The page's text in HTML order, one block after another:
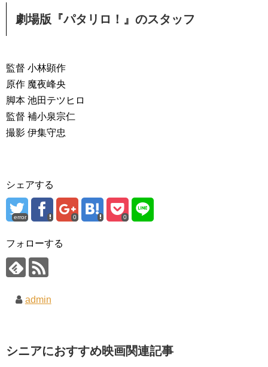
劇場版『パタリロ！』のスタッフ
監督 小林顕作
原作 魔夜峰央
脚本 池田テツヒロ
監督 補小泉宗仁
撮影 伊集守忠
シェアする
error 0 0
フォローする
admin
シニアにおすすめ映画関連記事